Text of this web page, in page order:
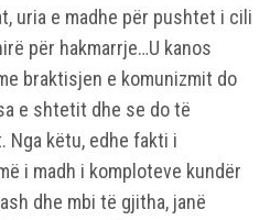
uria e madhe për pushtet i cili
për hakmarrje…U kanos
braktisjen e komunizmit do
e shtetit dhe se do të
Nga këtu, edhe fakti i
i madh i komploteve kundër
dhe mbi të gjitha, janë